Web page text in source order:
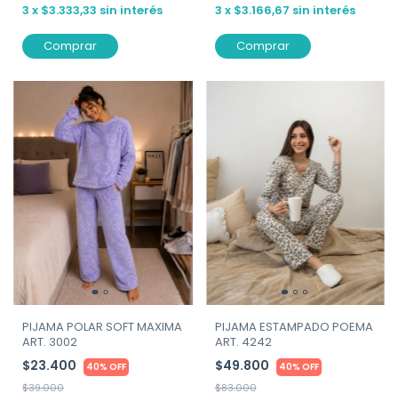
3 x $3.333,33 sin interés
Comprar
3 x $3.166,67 sin interés
Comprar
PIJAMA POLAR SOFT MAXIMA
ART. 3002
$23.400 40% OFF
$39.000
PIJAMA ESTAMPADO POEMA
ART. 4242
$49.800 40% OFF
$83.000